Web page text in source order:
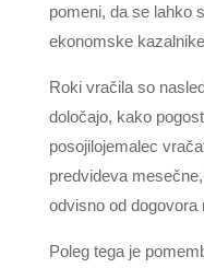
pomeni, da se lahko
ekonomske
Roki vračila so
določajo, kako
posojilojemalec
predvideva
odvisno od dogovora
Poleg tega je